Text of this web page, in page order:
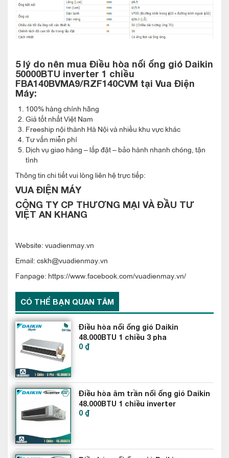
khá nhiều so với loại điều hòa 2 chiều.
Gas R32 – Môi chất làm lạnh thế hệ
mới nhất
Điều hòa nối ống gió Daikin 50000BTU inverter 1 chiều
FBA140BVMA9/RZF140CVMsử dụng gas R32 là môi chất
làm lạnh mới nhất hiện tại. Trong 3 loại gas làm lạnh phổ biến
với điều hòa dân dụng hiện tại là R22, R410A và R32 thì lựa
chọn R32 là tốt nhất cho cả tiết kiệm năng lượng do hiệu suất
làm lạnh cao hơn hẳn so với R22, R410A cũng như đặc biệt
thân thiện với môi
Thiết kế mỏng và nhỏ gọn
Điều hòa nối ống gió Daikin 50000BTU inverter 1 chiều
FBA140BVMA9/RZF140CVM
hơn hẳn so với các series điều hòa giấu trần nối ống gió trước
Với chiều dày thấp, có thể dễ dàng lắp đặt trong mọi không
gian trần hẹp hoặc trong vách. Ưu điểm này giúp bạn thoải
mái hơn trong trang trí nội thất không làm giảm chiều cao của
phòng.
5 lý do nên mua Điều hòa nối ống gió Daikin
50000BTU inverter 1 chiều
FBA140BVMA9/RZF140CVM tại Vua Điện
Máy:
100% hàng chính hãng
Giá tốt nhất Việt Nam
Freeship nội thành Hà Nội và nhiều khu vực khác
Tư vấn miễn phí
Dịch vụ giao hàng – lắp đặt – bảo hành nhanh chóng, tận
tình
Thông tin chi tiết vui lòng liên hệ trực tiếp:
VUA ĐIỆN MÁY
CÔNG TY CP THƯƠNG MẠI VÀ ĐẦU TƯ
VIỆT AN KHANG
Website: vuadienmay.vn
Email: cskh@vuadienmay.vn
Fanpage: https://www.facebook.com/vuadienmay.vn/
CÓ THỂ BẠN QUAN TÂM
Điều hòa nối ống gió Daikin
48.000BTU 1 chiều 3 pha
FDMNQ48MV1-RNQ48MY1
0 ₫
Điều hòa âm trần nối ống gió Daikin
48.000BTU 1 chiều inverter
FBFC140DVM9-RZFC140DY1
0 ₫